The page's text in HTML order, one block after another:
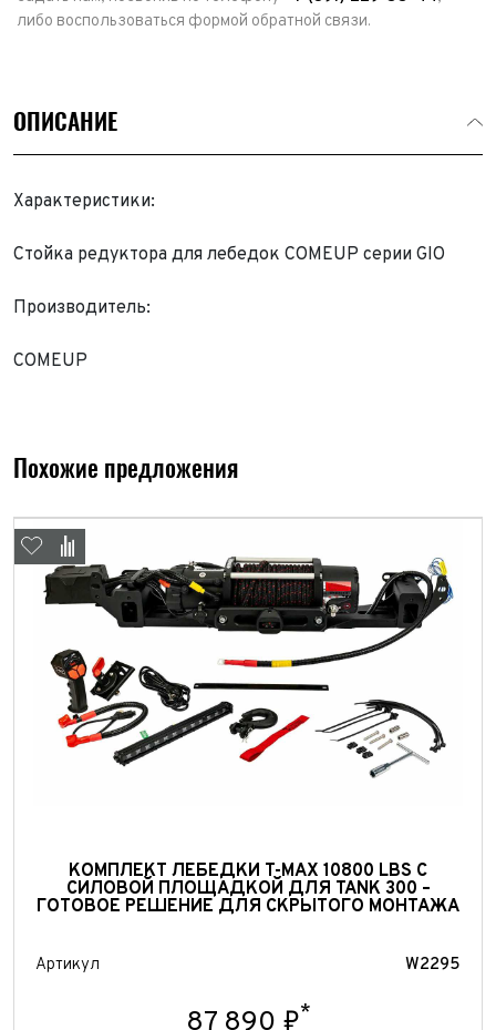
либо воспользоваться формой обратной связи.
ОПИСАНИЕ
Характеристики:
Стойка редуктора для лебедок COMEUP серии GIO
Производитель:
COMEUP
Похожие предложения
КОМПЛЕКТ ЛЕБЕДКИ T-MAX 10800 LBS С
СИЛОВОЙ ПЛОЩАДКОЙ ДЛЯ TANK 300 –
ГОТОВОЕ РЕШЕНИЕ ДЛЯ СКРЫТОГО МОНТАЖА
Артикул W2295
*
Обратная связь
Имя*
Выкуп авто